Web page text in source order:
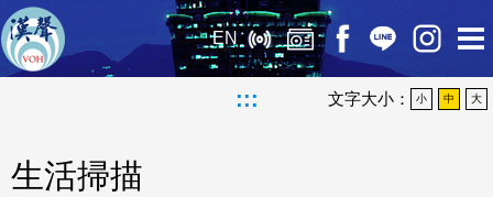
EN
::: 文字大小： 小 中 大
生活掃描